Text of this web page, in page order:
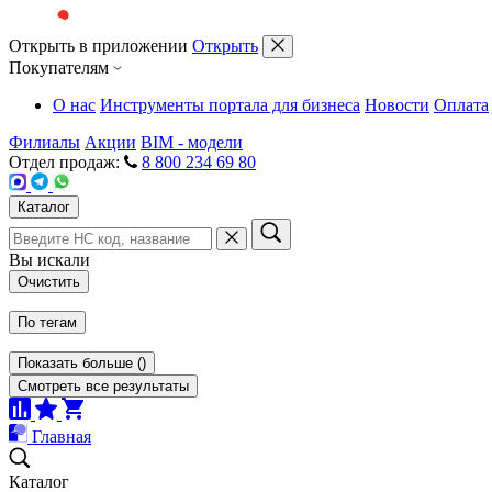
Открыть в приложении Открыть
Покупателям
О нас Инструменты портала для бизнеса Новости Оплата
Филиалы Акции BIM - модели
Отдел продаж:
8 800 234 69 80
Каталог
Вы искали
Очистить
По тегам
Показать больше ()
Смотреть все результаты
Главная
Каталог